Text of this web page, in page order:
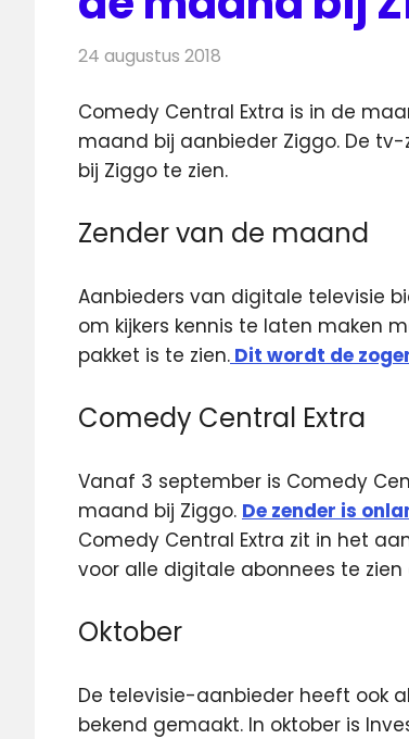
24 augustus 2018
Comedy Central Extra is in de
maand bij aanbieder Ziggo. De
bij Ziggo te zien.
Zender van de maand
Aanbieders van digitale televisie
om kijkers kennis te laten maken
pakket is te zien. Dit wordt de
Comedy Central Extra
Vanaf 3 september is Comedy
maand bij Ziggo. De zender is
Comedy Central Extra zit in het
voor alle digitale abonnees te zien
Oktober
De televisie-aanbieder heeft ook
bekend gemaakt. In oktober is